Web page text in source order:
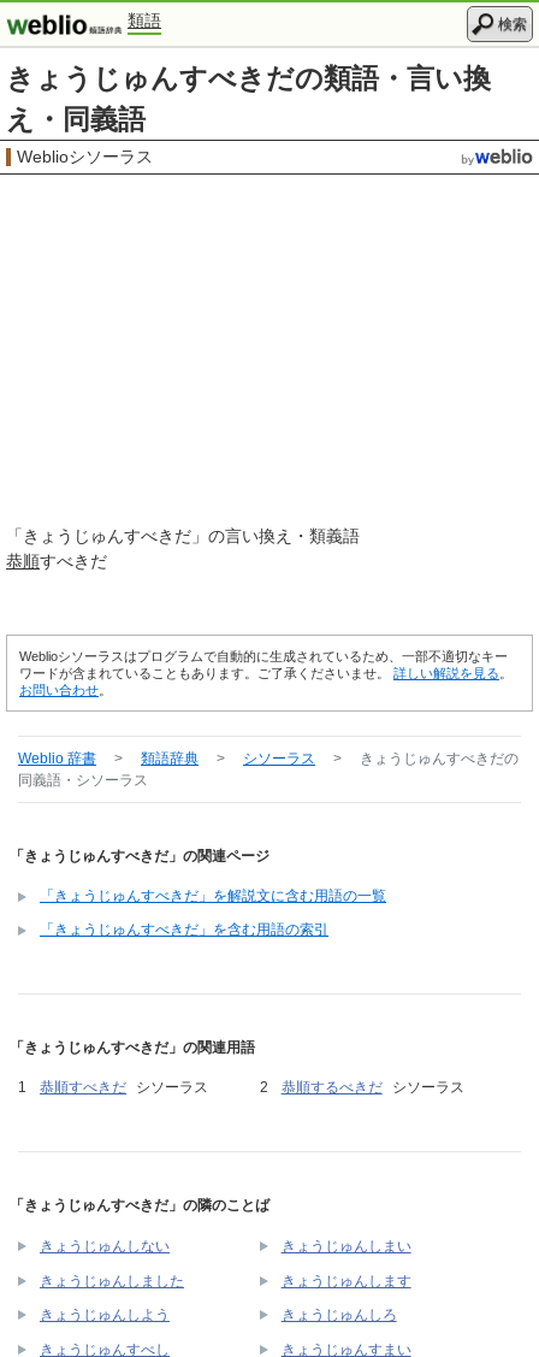
類語 検索
きょうじゅんすべきだの類語・言い換
え・同義語
Weblioシソーラス
「 きょうじゅんすべきだ 」の言い換え・類義語
恭順すべきだ
Weblioシソーラスはプログラムで自動的に生成されているため、一部不適切なキー
ワードが含まれていることもあります。ご了承くださいませ。 詳しい解説を見る
お問い合わせ
Weblio 辞書 > 類語辞典 > シソーラス > きょうじゅんすべきだの
同義語・シソーラス
「きょうじゅんすべきだ」の関連ページ
「きょうじゅんすべきだ」を解説文に含む用語の一覧
「きょうじゅんすべきだ」を含む用語の索引
「きょうじゅんすべきだ」の関連用語
恭順すべきだ シソーラス 恭順するべきだ シソーラス
「きょうじゅんすべきだ」の隣のことば
きょうじゅんしない きょうじゅんしまい
きょうじゅんしました きょうじゅんします
きょうじゅんしよう きょうじゅんしろ
きょうじゅんすべし きょうじゅんすまい